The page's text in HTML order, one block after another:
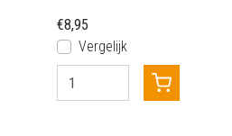
€8,95
Vergelijk